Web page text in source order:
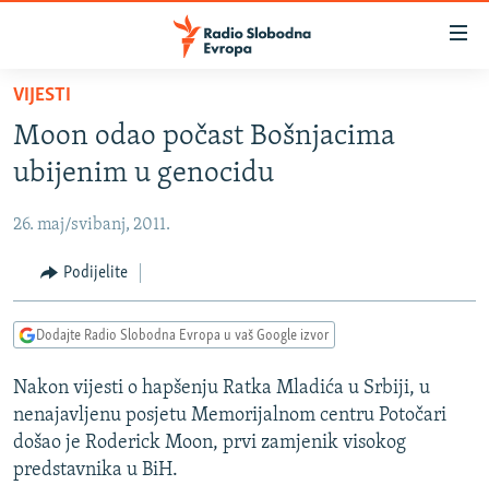
Pređite
glavni
sadržaj
Pređite
na
navigaciju
Pređite
na
BOSNA I HERCEGOVINA
SRBIJA
KOSOVO
CRNA GORA
VIDEO
FOTOGALERIJE
INFOGRAFIKE
PODCASTI
RAT U UKRAJINI
KINA NA BALKANU
RSE PRIČE IZ SVIJETA
VIJESTI
Moon odao počast Bošnjacima
ubijenim u genocidu
26. maj/svibanj, 2011.
Podijelite
Dodajte Radio Slobodna Evropa u vaš Google izvor
Nakon vijesti o hapšenju Ratka Mladića u Srbiji, u
nenajavljenu posjetu Memorijalnom centru Potočari
došao je Roderick Moon, prvi zamjenik visokog
predstavnika u BiH.